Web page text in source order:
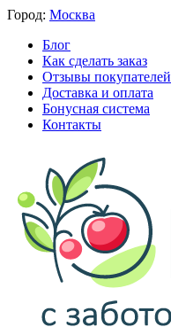
Город: Москва
Блог
Как сделать заказ
Отзывы покупателей
Доставка и оплата
Бонусная система
Контакты